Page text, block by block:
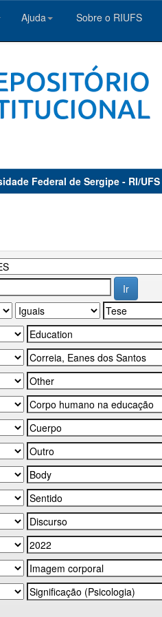
Ajuda Sobre o RIUFS
Federal de Sergipe - RI/UFS